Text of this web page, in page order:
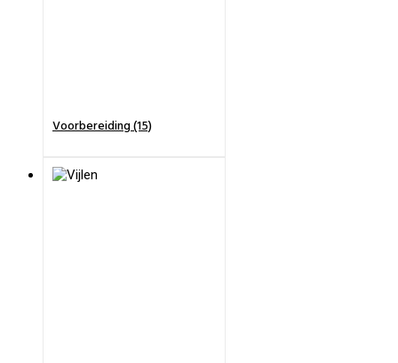
Voorbereiding (15)